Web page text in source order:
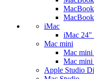
iMac
iMac 24"
Mac mini
Mac
Mac
Apple Studio